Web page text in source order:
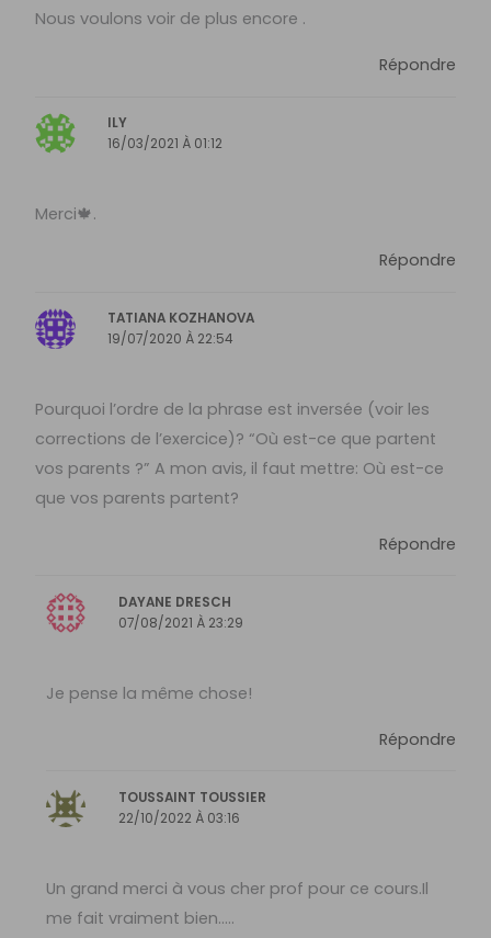
Nous voulons voir de plus encore .
Répondre
ILY
16/03/2021 À 01:12
Merci🍁.
Répondre
TATIANA KOZHANOVA
19/07/2020 À 22:54
Pourquoi l’ordre de la phrase est inversée (voir les
corrections de l’exercice)? “Où est-ce que partent
vos parents ?” A mon avis, il faut mettre: Où est-ce
que vos parents partent?
Répondre
DAYANE DRESCH
07/08/2021 À 23:29
Je pense la même chose!
Répondre
TOUSSAINT TOUSSIER
22/10/2022 À 03:16
Un grand merci à vous cher prof pour ce cours.Il
me fait vraiment bien…..